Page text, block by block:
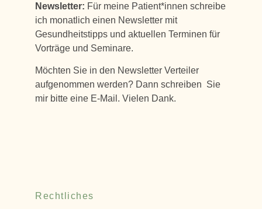
Newsletter: Für meine Patient*innen schreibe
ich monatlich einen Newsletter mit
Gesundheitstipps und aktuellen Terminen für
Vorträge und Seminare.
Möchten Sie in den Newsletter Verteiler
aufgenommen werden? Dann schreiben Sie
mir bitte eine E-Mail. Vielen Dank.
Rechtliches